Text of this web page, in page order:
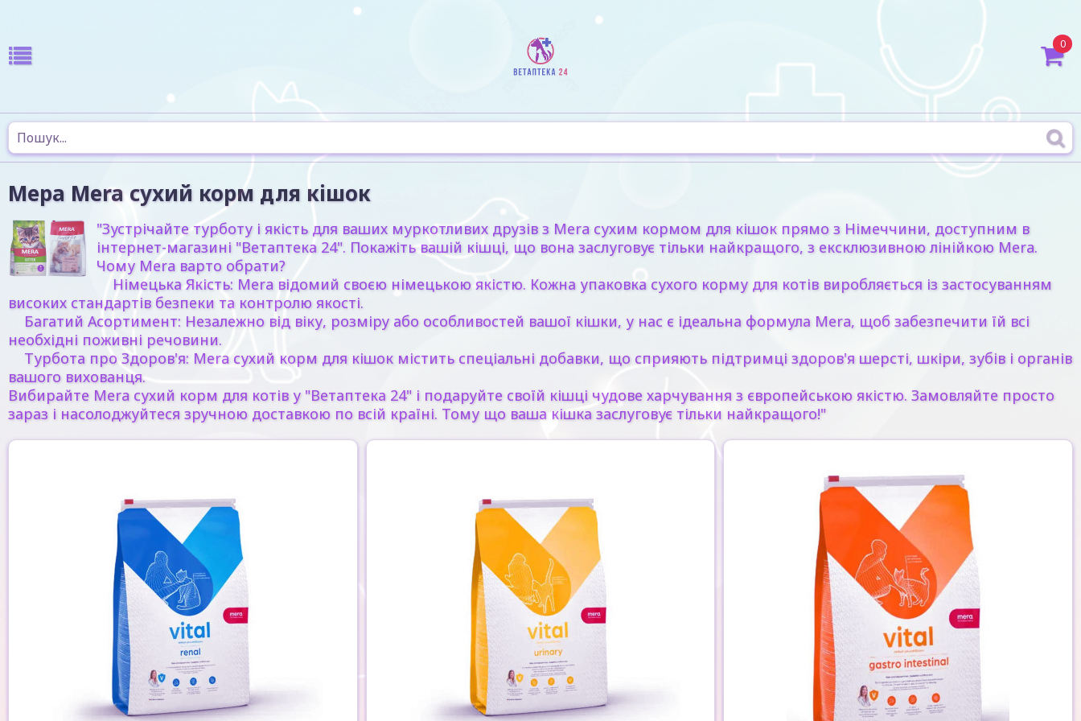
0
Мера Mera сухий корм для кішок
"Зустрічайте турботу і якість для ваших муркотливих друзів з Mera сухим кормом для кішок прямо з Німеччини, доступним в
інтернет-магазині "Ветаптека 24". Покажіть вашій кішці, що вона заслуговує тільки найкращого, з ексклюзивною лінійкою Mera.
Чому Mera варто обрати?
Німецька Якість: Mera відомий своєю німецькою якістю. Кожна упаковка сухого корму для котів виробляється із застосуванням
високих стандартів безпеки та контролю якості.
Багатий Асортимент: Незалежно від віку, розміру або особливостей вашої кішки, у нас є ідеальна формула Mera, щоб забезпечити їй всі
необхідні поживні речовини.
Турбота про Здоров'я: Mera сухий корм для кішок містить спеціальні добавки, що сприяють підтримці здоров'я шерсті, шкіри, зубів і органів
вашого вихованця.
Вибирайте Mera сухий корм для котів у "Ветаптека 24" і подаруйте своїй кішці чудове харчування з європейською якістю. Замовляйте просто
зараз і насолоджуйтеся зручною доставкою по всій країні. Тому що ваша кішка заслуговує тільки найкращого!"